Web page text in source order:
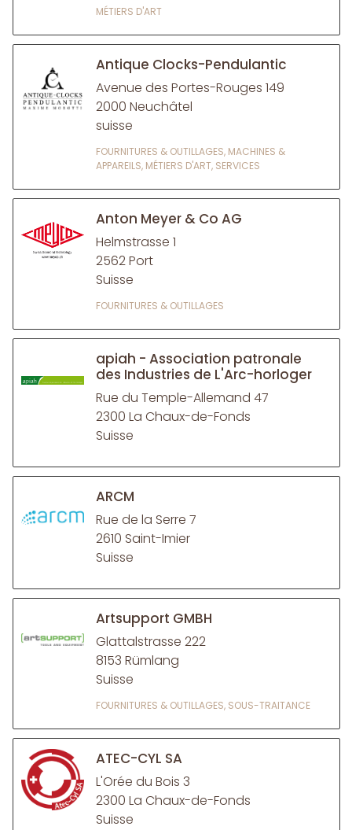
MÉTIERS D'ART
Antique Clocks-Pendulantic
Avenue des Portes-Rouges 149
2000 Neuchâtel
suisse
FOURNITURES & OUTILLAGES, MACHINES &
APPAREILS, MÉTIERS D'ART, SERVICES
Anton Meyer & Co AG
Helmstrasse 1
2562 Port
Suisse
FOURNITURES & OUTILLAGES
apiah - Association patronale
des Industries de L'Arc-horloger
Rue du Temple-Allemand 47
2300 La Chaux-de-Fonds
Suisse
ARCM
Rue de la Serre 7
2610 Saint-Imier
Suisse
Artsupport GMBH
Glattalstrasse 222
8153 Rümlang
Suisse
FOURNITURES & OUTILLAGES, SOUS-TRAITANCE
ATEC-CYL SA
L'Orée du Bois 3
2300 La Chaux-de-Fonds
Suisse